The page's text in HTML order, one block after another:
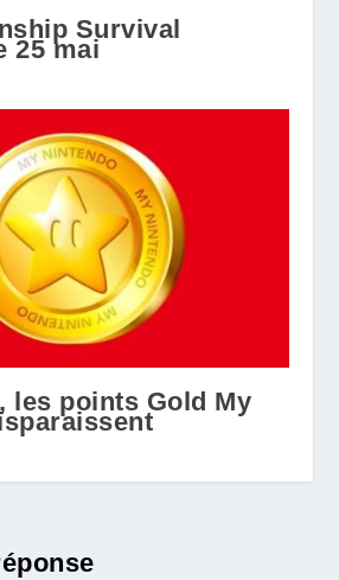
Survival
25 mai
les points Gold My